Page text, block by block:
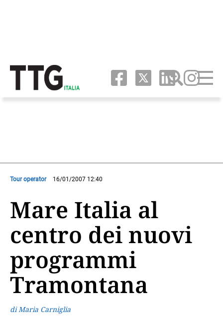
Tour operator 16/01/2007 12:40
Mare Italia al
centro dei nuovi
programmi
Tramontana
di Maria Carniglia